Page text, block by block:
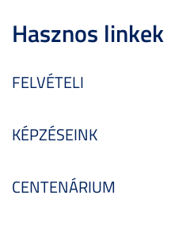
Hasznos linkek
FELVÉTELI
KÉPZÉSEINK
CENTENÁRIUM